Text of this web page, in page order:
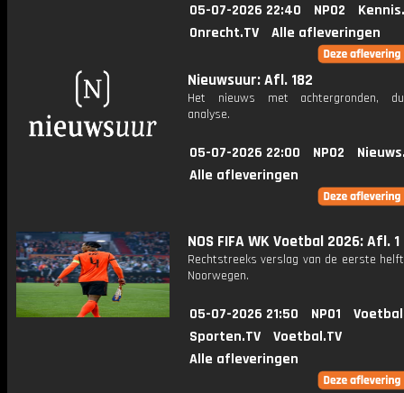
05-07-2026 22:40 NPO2
Onrecht.TV
Alle afleveringen
Nieuwsuur: Afl. 182
Het nieuws met achtergronden,
analyse.
05-07-2026 22:00 NPO2
Alle afleveringen
NOS FIFA WK Voetbal 2026: Afl. 1
Rechtstreeks verslag van de eerste
Noorwegen.
05-07-2026 21:50 NPO1
Sporten.TV
Voetbal.TV
Alle afleveringen